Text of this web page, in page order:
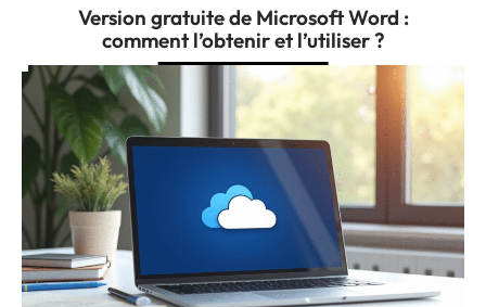
Version gratuite de Microsoft Word :
comment l’obtenir et l’utiliser ?